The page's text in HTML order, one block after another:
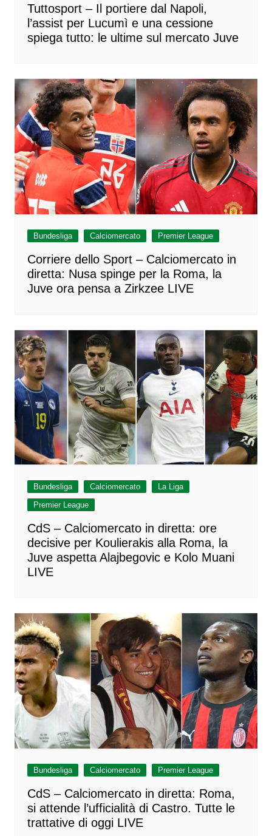
Tuttosport – Il portiere dal Napoli,
l’assist per Lucumì e una cessione
spiega tutto: le ultime sul mercato Juve
Bundesliga Calciomercato Premier League
Corriere dello Sport – Calciomercato in
diretta: Nusa spinge per la Roma, la
Juve ora pensa a Zirkzee LIVE
Bundesliga Calciomercato
La Liga
Premier League
CdS – Calciomercato in diretta: ore
decisive per Koulierakis alla Roma, la
Juve aspetta Alajbegovic e Kolo Muani
LIVE
Bundesliga Calciomercato Premier League
CdS – Calciomercato in diretta: Roma,
si attende l’ufficialità di Castro. Tutte le
trattative di oggi LIVE